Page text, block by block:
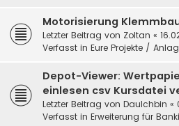
Motorisierung
Letzter Beitrag von Zoltan «
Verfasst in Eure Projekte /
Depot-Viewer:
einlesen csv Kursdatei
Letzter Beitrag von DauIchbin «
Verfasst in Erweiterung für